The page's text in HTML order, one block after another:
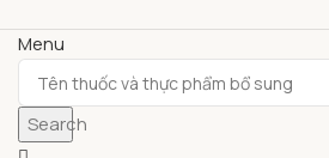
Menu
Search